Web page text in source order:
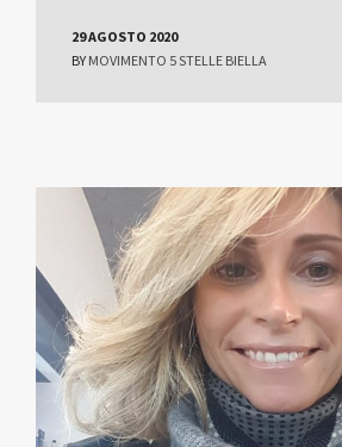
29 AGOSTO 2020
BY MOVIMENTO 5 STELLE BIELLA